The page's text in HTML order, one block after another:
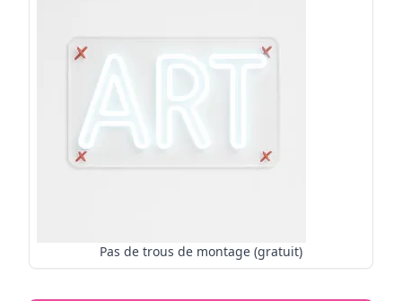
Pas de trous de montage (gratuit)